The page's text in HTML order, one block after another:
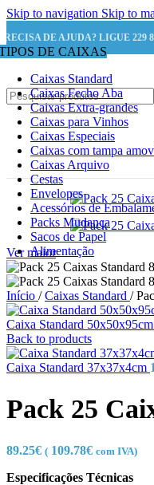
Skip to navigation Skip to
DE AJUDA? LIGUE 229
DE CAIXAS
Caixas Standard
Caixas Fecho Aba
Caixas Extra-grandes
Caixas para Vinhos
Caixas Especiais
Caixas com tampa
Caixas Arquivo
Cestas
Envelopes
Acessórios de
Packs Mudança
Sacos de Papel
Alimentação
Ver maior
Início / Caixas Standard /
Caixa Standard 50x50x95cm
Back to products
Caixa Standard 37x37x4cm
Pack 25
89.25€ ( 109.78€ com IVA)
Especificações Técnicas